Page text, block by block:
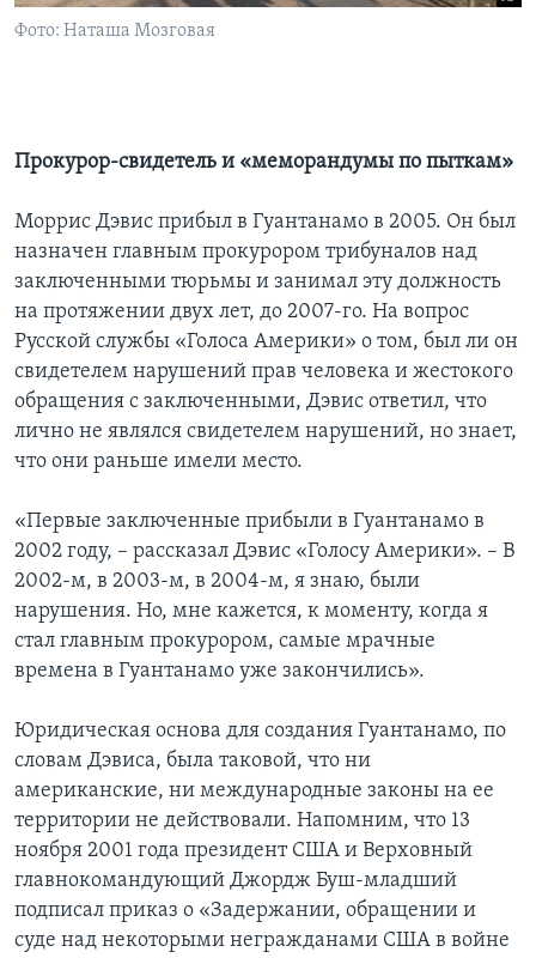
Фото: Наташа Мозговая
Прокурор-свидетель и «меморандумы по пыткам»
Моррис Дэвис прибыл в Гуантанамо в 2005. Он был
назначен главным прокурором трибуналов над
заключенными тюрьмы и занимал эту должность
на протяжении двух лет, до 2007-го. На вопрос
Русской службы «Голоса Америки» о том, был ли он
свидетелем нарушений прав человека и жестокого
обращения с заключенными, Дэвис ответил, что
лично не являлся свидетелем нарушений, но знает,
что они раньше имели место.
«Первые заключенные прибыли в Гуантанамо в
2002 году, – рассказал Дэвис «Голосу Америки». – В
2002-м, в 2003-м, в 2004-м, я знаю, были
нарушения. Но, мне кажется, к моменту, когда я
стал главным прокурором, самые мрачные
времена в Гуантанамо уже закончились».
Юридическая основа для создания Гуантанамо, по
словам Дэвиса, была таковой, что ни
американские, ни международные законы на ее
территории не действовали. Напомним, что 13
ноября 2001 года президент США и Верховный
главнокомандующий Джордж Буш-младший
подписал приказ о «Задержании, обращении и
суде над некоторыми негражданами США в войне